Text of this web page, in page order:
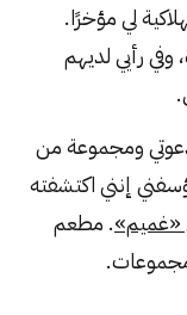
لي مؤخرًا.
رأيي لديهم
ومجموعة من
إنني اكتشفته
«غميم». مطعم